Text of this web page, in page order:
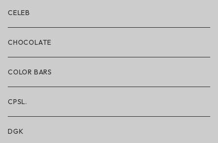
ボクサーブリーフ/ショート丈
ボクサーブリーフ/ロング丈
ショートパンツ/2 IN 1
レギンス/フルレングス10分丈
水着/スイムウェア
CELEB
CHOCOLATE
COLOR BARS
CPSL.
DGK